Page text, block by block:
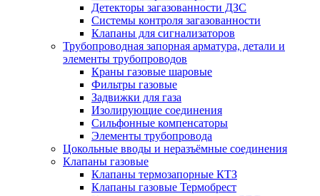
Детекторы загазованности ДЗС
Системы контроля загазованности
Клапаны для сигнализаторов
Трубопроводная запорная арматура, детали и
элементы трубопроводов
Краны газовые шаровые
Фильтры газовые
Задвижки для газа
Изолирующие соединения
Сильфонные компенсаторы
Элементы трубопровода
Цокольные вводы и неразъёмные соединения
Клапаны газовые
Клапаны термозапорные КТЗ
Клапаны газовые Термобрест